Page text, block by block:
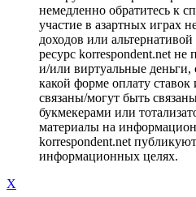
немедленно обратитесь к
участие в азартных играх
доходов или
ресурс korrespondent.net
и/или виртуальные
какой форме оплату
связаны/могут быть
букмекерами или
материалы на
korrespondent.net
информационных целях.
X